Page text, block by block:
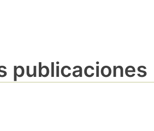
publicaciones